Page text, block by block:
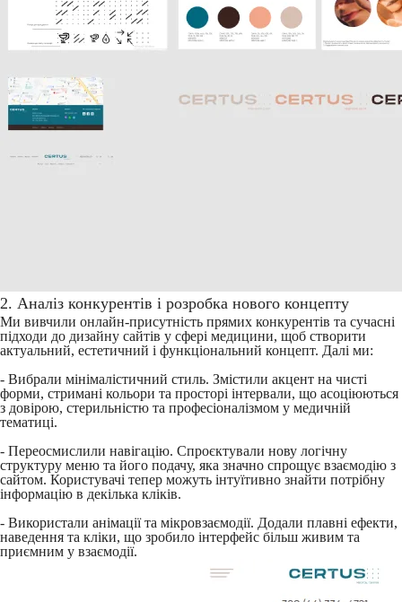
2. Аналіз конкурентів і розробка нового концепту
Ми вивчили онлайн-присутність прямих конкурентів та сучасні
підходи до дизайну сайтів у сфері медицини, щоб створити
актуальний, естетичний і функціональний концепт. Далі ми:
- Вибрали мінімалістичний стиль. Змістили акцент на чисті
форми, стримані кольори та просторі інтервали, що асоціюються
з довірою, стерильністю та професіоналізмом у медичній
тематиці.
- Переосмислили навігацію. Спроєктували нову логічну
структуру меню та його подачу, яка значно спрощує взаємодію з
сайтом. Користувачі тепер можуть інтуїтивно знайти потрібну
інформацію в декілька кліків.
- Використали анімації та мікровзаємодії. Додали плавні ефекти,
наведення та кліки, що зробило інтерфейс більш живим та
приємним у взаємодії.